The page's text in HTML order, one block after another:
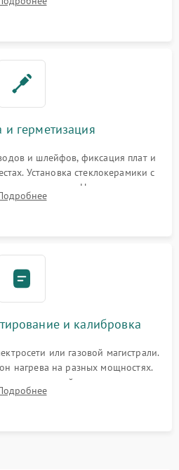
и замена поврежденной
и герметизация
и шлейфов, фиксация плат и
Установка стеклокерамики с
зазоров. Нанесение
или укладка уплотнительной
и калибровка
или газовой магистрали.
нагрева на разных мощностях.
таймера, индикаторов
систем защиты от перегрева.